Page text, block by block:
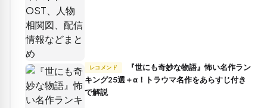
レコメンド
キング25選＋α！トラウマ名作をあらすじ付き
で解説